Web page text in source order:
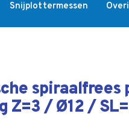
Snijplottermessen
spiraalfrees
Z=3 / Ø12 /